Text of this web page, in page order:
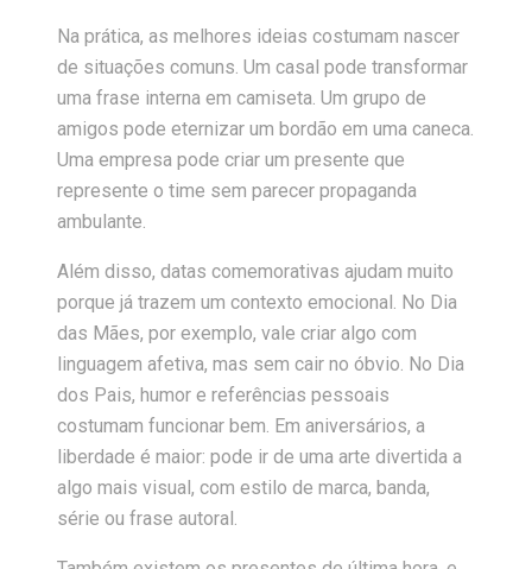
Na prática, as melhores ideias costumam nascer
de situações comuns. Um casal pode transformar
uma frase interna em camiseta. Um grupo de
amigos pode eternizar um bordão em uma caneca.
Uma empresa pode criar um presente que
represente o time sem parecer propaganda
ambulante.
Além disso, datas comemorativas ajudam muito
porque já trazem um contexto emocional. No Dia
das Mães, por exemplo, vale criar algo com
linguagem afetiva, mas sem cair no óbvio. No Dia
dos Pais, humor e referências pessoais
costumam funcionar bem. Em aniversários, a
liberdade é maior: pode ir de uma arte divertida a
algo mais visual, com estilo de marca, banda,
série ou frase autoral.